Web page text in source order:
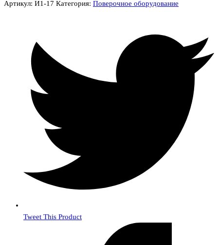
Артикул: И1-17 Категория: Поверочное оборудование
Tweet This Product